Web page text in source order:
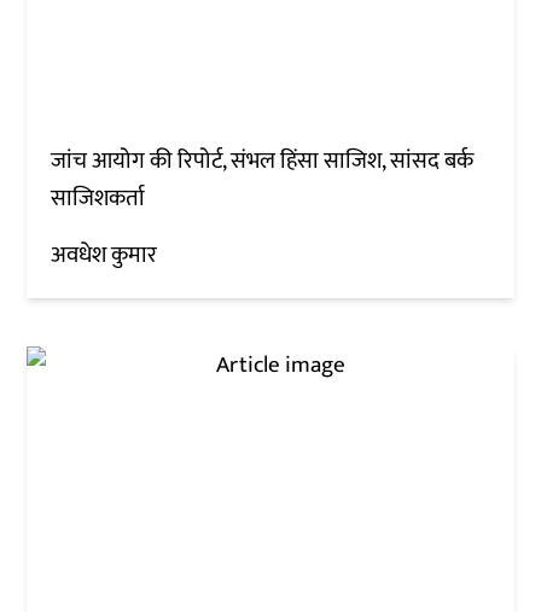
जांच आयोग की रिपोर्ट, संभल हिंसा साजिश, सांसद बर्क
साजिशकर्ता
अवधेश कुमार